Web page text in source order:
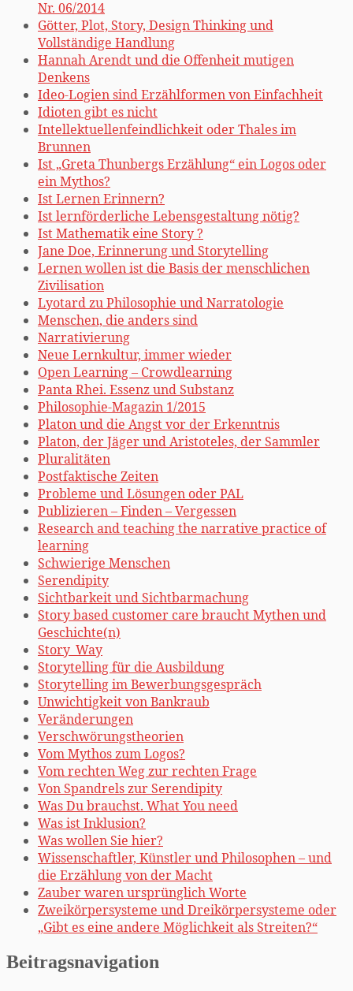
Nr. 06/2014
Götter, Plot, Story, Design Thinking und
Vollständige Handlung
Hannah Arendt und die Offenheit mutigen
Denkens
Ideo-Logien sind Erzählformen von Einfachheit
Idioten gibt es nicht
Intellektuellenfeindlichkeit oder Thales im
Brunnen
Ist „Greta Thunbergs Erzählung“ ein Logos oder
ein Mythos?
Ist Lernen Erinnern?
Ist lernförderliche Lebensgestaltung nötig?
Ist Mathematik eine Story ?
Jane Doe, Erinnerung und Storytelling
Lernen wollen ist die Basis der menschlichen
Zivilisation
Lyotard zu Philosophie und Narratologie
Menschen, die anders sind
Narrativierung
Neue Lernkultur, immer wieder
Open Learning – Crowdlearning
Panta Rhei. Essenz und Substanz
Philosophie-Magazin 1/2015
Platon und die Angst vor der Erkenntnis
Platon, der Jäger und Aristoteles, der Sammler
Pluralitäten
Postfaktische Zeiten
Probleme und Lösungen oder PAL
Publizieren – Finden – Vergessen
Research and teaching the narrative practice of
learning
Schwierige Menschen
Serendipity
Sichtbarkeit und Sichtbarmachung
Story based customer care braucht Mythen und
Geschichte(n)
Story_Way
Storytelling für die Ausbildung
Storytelling im Bewerbungsgespräch
Unwichtigkeit von Bankraub
Veränderungen
Verschwörungstheorien
Vom Mythos zum Logos?
Vom rechten Weg zur rechten Frage
Von Spandrels zur Serendipity
Was Du brauchst. What You need
Was ist Inklusion?
Was wollen Sie hier?
Wissenschaftler, Künstler und Philosophen – und
die Erzählung von der Macht
Zauber waren ursprünglich Worte
Zweikörpersysteme und Dreikörpersysteme oder
„Gibt es eine andere Möglichkeit als Streiten?“
Beitragsnavigation